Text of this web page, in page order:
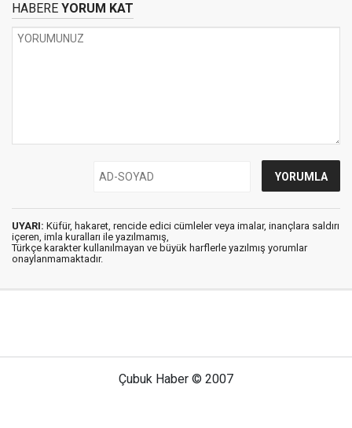
HABERE YORUM KAT
UYARI: Küfür, hakaret, rencide edici cümleler veya imalar, inançlara saldırı
içeren, imla kuralları ile yazılmamış,
Türkçe karakter kullanılmayan ve büyük harflerle yazılmış yorumlar
onaylanmamaktadır.
Çubuk Haber © 2007